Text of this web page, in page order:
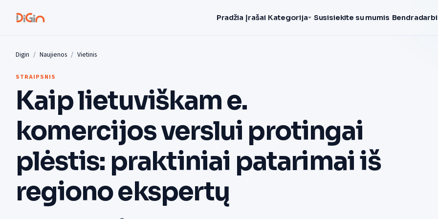
Pradžia Įrašai Kategorija Susisiekite su mumis
Digin Naujienos Vietinis
STRAIPSNIS
Kaip lietuviškam e.
komercijos verslui protingai
plėstis: praktiniai patarimai iš
regiono ekspertų